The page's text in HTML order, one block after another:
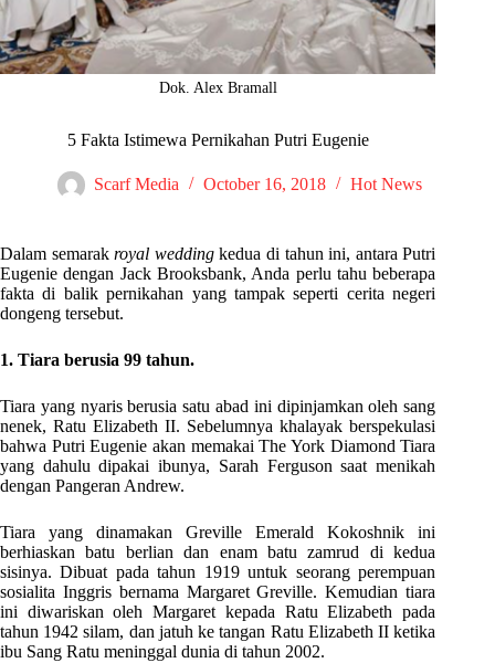
Dok. Alex Bramall
5 Fakta Istimewa Pernikahan Putri Eugenie
Scarf Media October 16, 2018 Hot News
Dalam semarakroyal weddingkedua di tahun ini, antara Putri
Eugenie dengan Jack Brooksbank, Anda perlu tahu beberapa
fakta di balik pernikahan yang tampak seperti cerita negeri
dongeng tersebut.
1. Tiara berusia 99 tahun.
Tiara yang nyaris berusia satu abad ini dipinjamkan oleh sang
nenek, Ratu Elizabeth II. Sebelumnya khalayak berspekulasi
bahwa Putri Eugenie akan memakai The York Diamond Tiara
yang dahulu dipakai ibunya, Sarah Ferguson saat menikah
dengan Pangeran Andrew.
Tiara yang dinamakan Greville Emerald Kokoshnik ini
berhiaskan batu berlian dan enam batu zamrud di kedua
sisinya. Dibuat pada tahun 1919 untuk seorang perempuan
sosialita Inggris bernama Margaret Greville. Kemudian tiara
ini diwariskan oleh Margaret kepada Ratu Elizabeth pada
tahun 1942 silam, dan jatuh ke tangan Ratu Elizabeth II ketika
ibu Sang Ratu meninggal dunia di tahun 2002.